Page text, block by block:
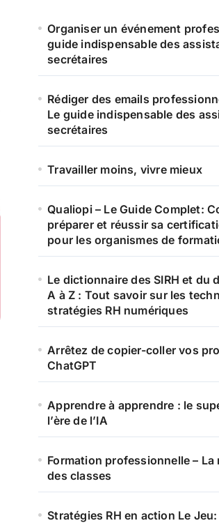
e Organiser un événement
guide indispensable des
secrétaires
Rédiger des emails
Le guide indispensable des
secrétaires
Travailler moins, vivre mieux
Qualiopi – Le Guide Complet:
préparer et réussir sa
pour les organismes de
Le dictionnaire des SIRH et du
A à Z : Tout savoir sur les
stratégies RH numériques
Arrêtez de copier-coller vos
ChatGPT
Apprendre à apprendre : le
l’ère de l’IA
Formation professionnelle –
des classes
Stratégies RH en action Le